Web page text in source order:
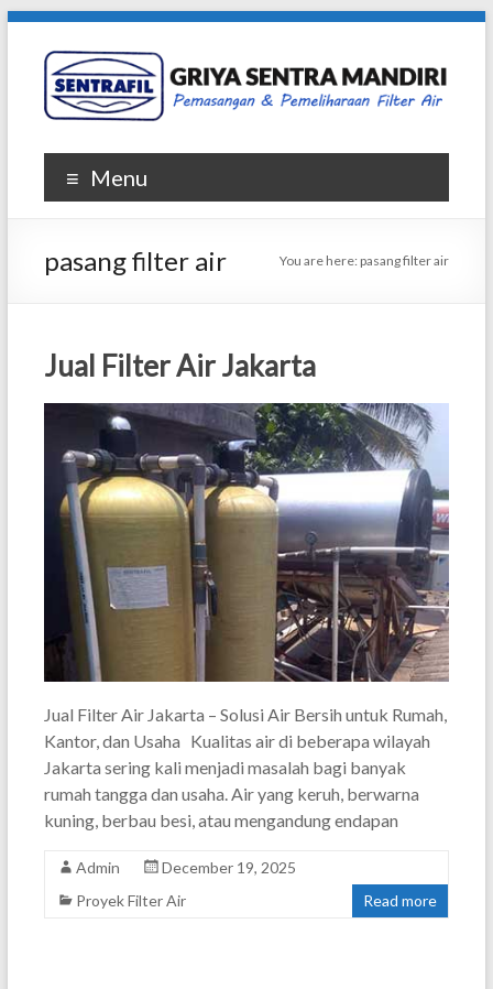
Skip
content
Griya
Sentra
Mandiri
|
Penjualan
Pemasangan
Filter
Menu
pasang filter air You are here: pasang filter air
Jual Filter Air Jakarta
Jual Filter Air Jakarta – Solusi Air Bersih untuk Rumah,
Kantor, dan Usaha Kualitas air di beberapa wilayah
Jakarta sering kali menjadi masalah bagi banyak
rumah tangga dan usaha. Air yang keruh, berwarna
kuning, berbau besi, atau mengandung endapan
Admin
December 19, 2025
Proyek Filter Air
Read more